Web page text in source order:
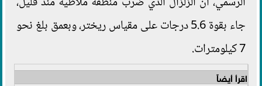
جاء بقوة 5.6 درجات على مقياس ريختر، وبعمق بلغ نحو
7 كيلومترات.
اقرأ أيضاً